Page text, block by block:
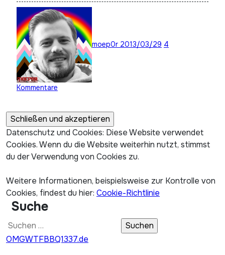
moep0r 2013/03/29 4
Kommentare
Datenschutz und Cookies: Diese Website verwendet
Cookies. Wenn du die Website weiterhin nutzt, stimmst
du der Verwendung von Cookies zu.
Weitere Informationen, beispielsweise zur Kontrolle von
Cookies, findest du hier: Cookie-Richtlinie
Suche
Suchen
nach:
OMGWTFBBQ1337.de